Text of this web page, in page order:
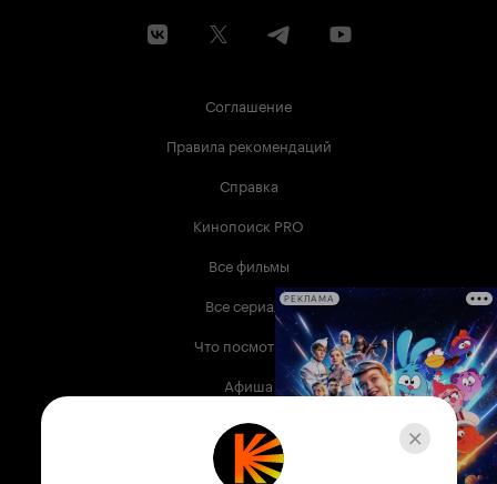
Соглашение
Правила рекомендаций
Справка
Кинопоиск PRO
Все фильмы
Все сериалы
Что посмотреть
Афиша
Музыка
Телепрограмма
РЕКЛАМА